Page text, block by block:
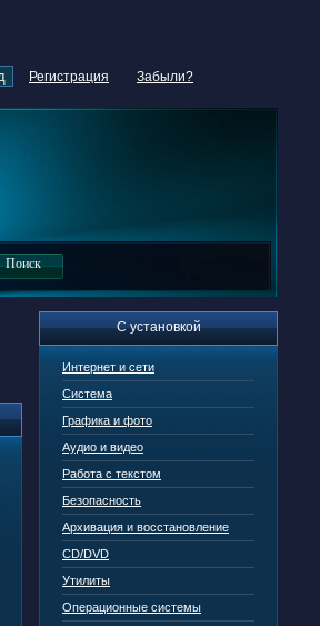
Регистрация Забыли?
С установкой
Интернет и сети
Система
Графика и фото
Аудио и видео
Работа с текстом
Безопасность
Архивация и восстановление
CD/DVD
Утилиты
Операционные системы